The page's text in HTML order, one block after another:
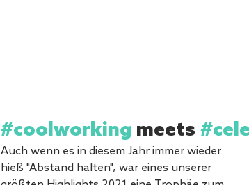
#coolworking meets
Auch wenn es in diesem Jahr immer wieder
hieß "Abstand halten", war eines unserer